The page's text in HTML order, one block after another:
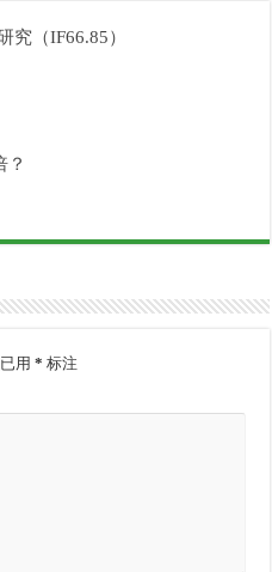
究（IF66.85）
？
用* 标注